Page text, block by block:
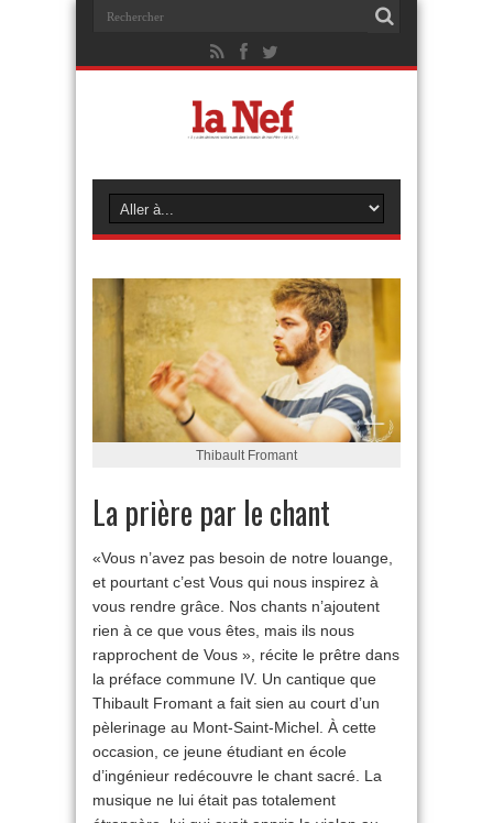
Thibault Fromant
La prière par le chant
«Vous n’avez pas besoin de notre louange,
et pourtant c’est Vous qui nous inspirez à
vous rendre grâce. Nos chants n’ajoutent
rien à ce que vous êtes, mais ils nous
rapprochent de Vous », récite le prêtre dans
la préface commune IV. Un cantique que
Thibault Fromant a fait sien au court d’un
pèlerinage au Mont-Saint-Michel. À cette
occasion, ce jeune étudiant en école
d’ingénieur redécouvre le chant sacré. La
musique ne lui était pas totalement